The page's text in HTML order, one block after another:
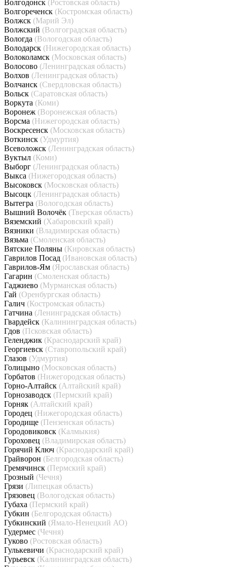
Волгодонск (Ростовская область)
Волгореченск (Костромская область)
Волжск (Марий Эл)
Волжский (Волгоградская область)
Вологда (Вологодская область)
Володарск (Нижегородская область)
Волоколамск (Московская область)
Волосово (Ленинградская область)
Волхов (Ленинградская область)
Волчанск (Свердловская область)
Вольск (Саратовская область)
Воркута (Коми)
Воронеж (Воронежская область)
Ворсма (Нижегородская область)
Воскресенск (Московская область)
Воткинск (Удмуртия)
Всеволожск (Ленинградская область)
Вуктыл (Коми)
Выборг (Ленинградская область)
Выкса (Нижегородская область)
Высоковск (Московская область)
Высоцк (Ленинградская область)
Вытегра (Вологодская область)
Вышний Волочёк (Тверская область)
Вяземский (Хабаровский край)
Вязники (Владимирская область)
Вязьма (Смоленская область)
Вятские Поляны (Кировская область)
Гаврилов Посад (Ивановская область)
Гаврилов-Ям (Ярославская область)
Гагарин (Смоленская область)
Гаджиево (Мурманская область)
Гай (Оренбургская область)
Галич (Костромская область)
Гатчина (Ленинградская область)
Гвардейск (Калининградская область)
Гдов (Псковская область)
Геленджик (Краснодарский край)
Георгиевск (Ставропольский край)
Глазов (Удмуртия)
Голицыно (Московская область)
Горбатов (Нижегородская область)
Горно-Алтайск (Алтайский край)
Горнозаводск (Пермский край)
Горняк (Алтайский край)
Городец (Нижегородская область)
Городище (Пензенская область)
Городовиковск (Калмыкия)
Гороховец (Владимирская область)
Горячий Ключ (Краснодарский край)
Грайворон (Белгородская область)
Гремячинск (Пермский край)
Грозный (Чечня)
Грязи (Липецкая область)
Грязовец (Вологодская область)
Губаха (Пермский край)
Губкин (Белгородская область)
Губкинский (Ямало-Ненецкий АО)
Гудермес (Чечня)
Гуково (Ростовская область)
Гулькевичи (Краснодарский край)
Гурьевск (Калининградская область)